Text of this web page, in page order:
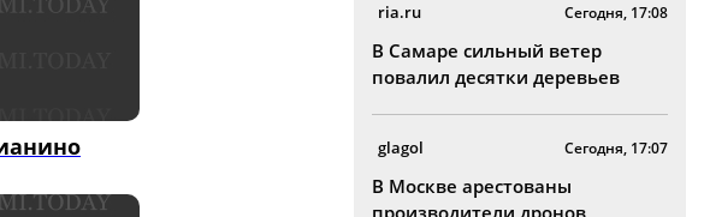
ria.ru Сегодня, 17:08
В Самаре сильный ветер
повалил десятки деревьев
glagol Сегодня, 17:07
В Москве арестованы
производители дронов